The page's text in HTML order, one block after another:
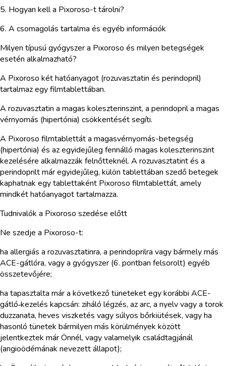
5. Hogyan kell a Pixoroso-t tárolni?
6. A csomagolás tartalma és egyéb információk
Milyen típusú gyógyszer a Pixoroso és milyen betegségek
esetén alkalmazható?
A Pixoroso két hatóanyagot (rozuvasztatin és perindopril)
tartalmaz egy filmtablettában.
A rozuvasztatin a magas koleszterinszint, a perindopril a magas
vérnyomás (hipertónia) csökkentését segíti.
A Pixoroso filmtablettát a magasvérnyomás-betegség
(hipertónia) és az egyidejűleg fennálló magas koleszterinszint
kezelésére alkalmazzák felnőtteknél. A rozuvasztatint és a
perindoprilt már egyidejűleg, külön tablettában szedő betegek
kaphatnak egy tablettaként Pixoroso filmtablettát, amely
mindkét hatóanyagot tartalmazza.
Tudnivalók a Pixoroso szedése előtt
Ne szedje a Pixoroso-t:
ha allergiás a rozuvasztatinra, a perindoprilra vagy bármely más
ACE-gátlóra, vagy a gyógyszer (6. pontban felsorolt) egyéb
összetevőjére;
ha tapasztalta már a következő tüneteket egy korábbi ACE-
gátló‑kezelés kapcsán: ziháló légzés, az arc, a nyelv vagy a torok
duzzanata, heves viszketés vagy súlyos bőrkiütések, vagy ha
hasonló tünetek bármilyen más körülmények között
jelentkeztek már Önnél, vagy valamelyik családtagjánál
(angioödémának nevezett állapot);